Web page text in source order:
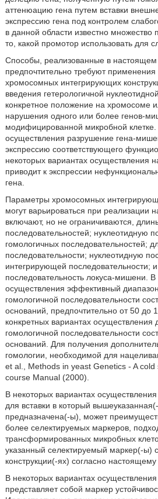
аттенюацию гена путем вставки
экспрессию гена под контролем
в данной области известно
то, какой промотор использовать для
Способы, реализованные в настоящем
предпочтительно требуют
хромосомных интегрирующих
введения гетерологичной
конкретное положение на хромосоме
нарушения одного или более генов-
модифицированной микробной
осуществления разрушение гена-
экспрессию соответствующего
некоторых вариантах осуществления
приводит к экспрессии
гена.
Параметры хромосомных
могут варьироваться при реализации
включают, но не ограничиваются,
последовательностей; нуклеотидную
гомологичных последовательностей;
последовательности; нуклеотидную
интегрирующей последовательности;
последовательность локуса-мишени.
осуществления эффективный
гомологичной последовательности
оснований, предпочтительно от 50 до
конкретных вариантах осуществления
гомологичной последовательности
оснований. Для получения
гомологии, необходимой для
et al., Methods in yeast Genetics - A
course Manual (2000).
В некоторых вариантах
для вставки в который
предназначена(-ы), может
более селектируемых маркеров,
трансформированных микробных
указанный селектируемый маркер(-ы)
конструкции(-ях) согласно
В некоторых вариантах
представляет собой маркер